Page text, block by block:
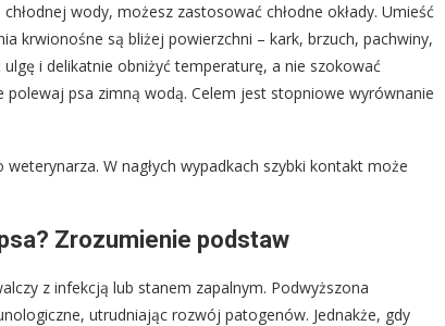
wody, możesz zastosować chłodne okłady. Umieść
krwionośne są bliżej powierzchni – kark, brzuch, pachwiny,
i delikatnie obniżyć temperaturę, a nie szokować
psa zimną wodą. Celem jest stopniowe wyrównanie
W nagłych wypadkach szybki kontakt może
Zrozumienie podstaw
z infekcją lub stanem zapalnym. Podwyższona
utrudniając rozwój patogenów. Jednakże, gdy